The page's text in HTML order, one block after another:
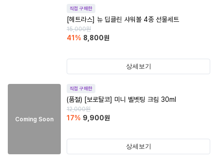
직접 구매한
[헤트라스] 뉴 딥클린 샤워볼 4종 선물세트
15,000원
41 % 8,800원
상세보기
Coming Soon
직접 구매한
(품절) [보로탈코] 미니 벨벳팅 크림 30ml
12,000원
17% 9,900원
상세보기